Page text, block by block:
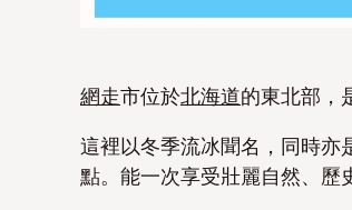
網走市位於北海道的東北部，
這裡以冬季流冰聞名，同時
點。能一次享受壯麗自然、歷